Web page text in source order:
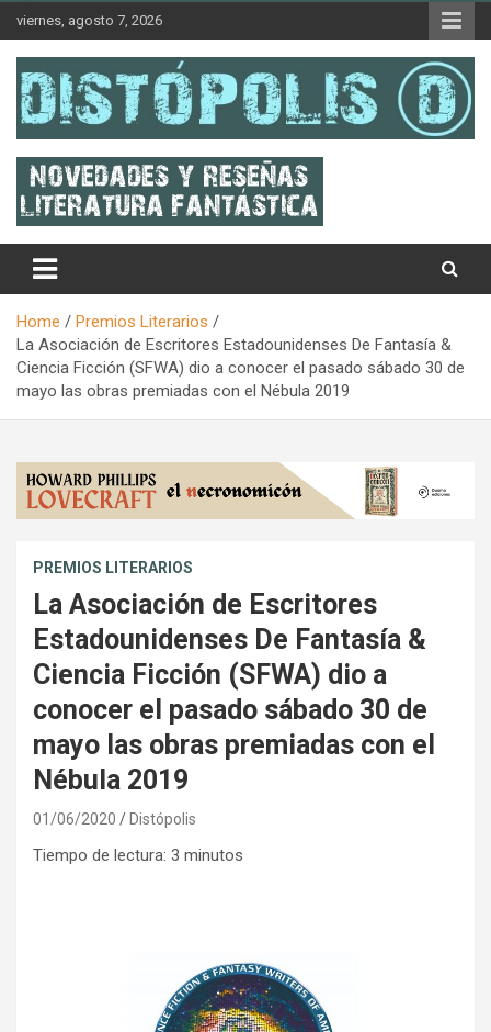
content
viernes, agosto 7, 2026
Distópolis
Home
Premios Literarios
La Asociación de Escritores Estadounidenses De Fantasía &
Ciencia Ficción (SFWA) dio a conocer el pasado sábado 30 de
mayo las obras premiadas con el Nébula 2019
PREMIOS LITERARIOS
La Asociación de Escritores
Estadounidenses De Fantasía &
Ciencia Ficción (SFWA) dio a
conocer el pasado sábado 30 de
mayo las obras premiadas con el
Nébula 2019
01/06/2020 Distópolis
Tiempo de lectura: 3 minutos